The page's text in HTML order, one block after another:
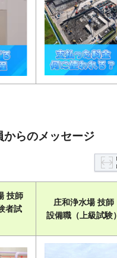
からのメッセージ
技師
者試
庄和浄水場 技師
設備職（上級試験）